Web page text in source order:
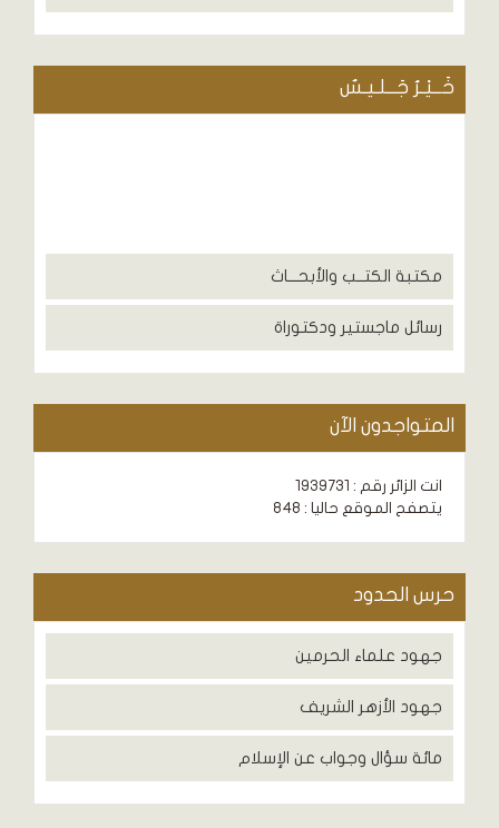
خَــيْـرُ جَــلـيـسٌ
مكتبة الكتــب والأبحـــاث
رسائل ماجستير ودكتوراة
المتواجدون الآن
انت الزائر رقم : 1939731
يتصفح الموقع حاليا : 848
حرس الحدود
جهود علماء الحرمين
جهود الأزهر الشريف
مائة سؤال وجواب عن الإسلام